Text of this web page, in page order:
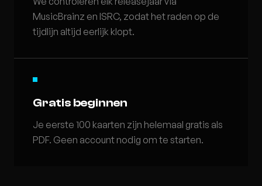
MusicBrainz en ISRC, zodat het raden op de
tijdlijn altijd eerlijk klopt.
Gratis beginnen
Je eerste 100 kaarten zijn helemaal gratis als
PDF. Geen account nodig om te starten.